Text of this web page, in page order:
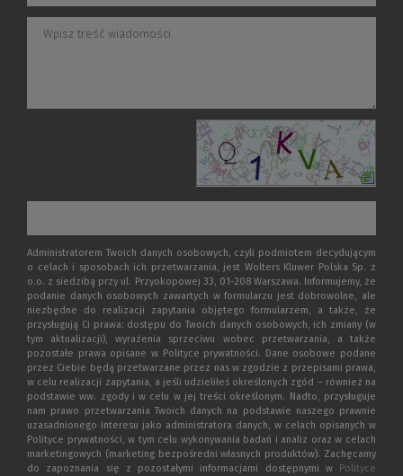
Administratorem Twoich danych osobowych, czyli podmiotem decydującym
o celach i sposobach ich przetwarzania, jest Wolters Kluwer Polska Sp. z
o.o. z siedzibą przy ul. Przyokopowej 33, 01-208 Warszawa. Informujemy, że
podanie danych osobowych zawartych w formularzu jest dobrowolne, ale
niezbędne do realizacji zapytania objętego formularzem, a także, że
przysługują Ci prawa: dostępu do Twoich danych osobowych, ich zmiany (w
tym aktualizacji), wyrażenia sprzeciwu wobec przetwarzania, a także
pozostałe prawa opisane w Polityce prywatności. Dane osobowe podane
przez Ciebie będą przetwarzane przez nas w zgodzie z przepisami prawa,
w celu realizacji zapytania, a jeśli udzieliłeś określonych zgód – również na
podstawie ww. zgody i w celu w jej treści określonym. Nadto, przysługuje
nam prawo przetwarzania Twoich danych na podstawie naszego prawnie
uzasadnionego interesu jako administratora danych, w celach opisanych w
Polityce prywatności, w tym celu wykonywania badań i analiz oraz w celach
marketingowych (marketing bezpośredni własnych produktów). Zachęcamy
do zapoznania się z pozostałymi informacjami dostępnymi w Polityce